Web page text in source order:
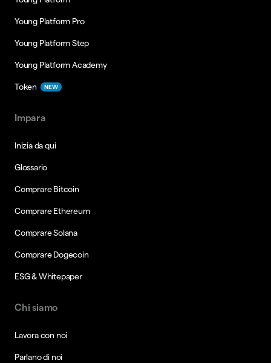
Young Platform Pro
Young Platform Step
Young Platform Academy
Token NEW
Impara
Inizia da qui
Glossario
Comprare Bitcoin
Comprare Ethereum
Comprare Solana
Comprare Dogecoin
ESG & Whitepaper
Chi siamo
Lavora con noi
Parlano di noi